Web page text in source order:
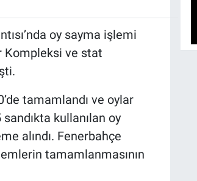
oy sayma işlemi
Kompleksi ve stat
tamamlandı ve oylar
kullanılan oy
alındı. Fenerbahçe
tamamlanmasının